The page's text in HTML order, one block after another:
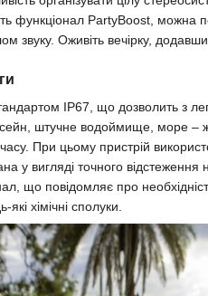
функціонал PartyBoost, можна
звуку. Оживіть вечірку, додавши
IP67, що дозволить з
штучне водоймище, море –
При цьому пристрій
у вигляді точного відстеження
що повідомляє про
хімічні сполуки.